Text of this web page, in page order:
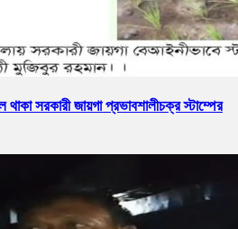
থাকা সরকারী জায়গা প্রভাবশালীচক্র স্টাম্পের